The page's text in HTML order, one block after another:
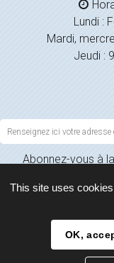
Lundi :
Mardi,
Jeudi :
Inscription
à
la
Abonnez-vous à
This site uses
OK,